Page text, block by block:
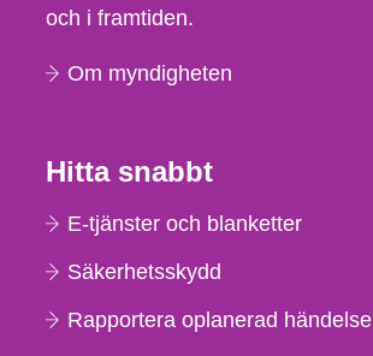
och i framtiden.
Om myndigheten
Hitta snabbt
E-tjänster och blanketter
Säkerhetsskydd
Rapportera oplanerad händelse